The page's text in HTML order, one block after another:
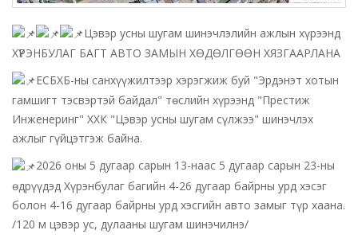
Цэвэр усны шугам шинэчлэлийн ажлын хүрээнд
ХҮРЭНБУЛАГ БАГТ АВТО ЗАМЫН ХӨДӨЛГӨӨН ХЯЗГААРЛАНА
ЕСБХБ-ны санхүүжилтээр хэрэгжиж буй "Эрдэнэт хотын
гамшигт тэсвэртэй байдал" төслийн хүрээнд "Престиж
Инженеринг" ХХК "Цэвэр усны шугам сүлжээ" шинэчлэх
ажлыг гүйцэтгэж байна.
2026 оны 5 дугаар сарын 13-наас 5 дугаар сарын 23-ны
өдрүүдэд Хүрэнбулаг багийн 4-26 дугаар байрны урд хэсэг
болон 4-16 дугаар байрны урд хэсгийн авто замыг түр хаана.
/120 м цэвэр ус, дулааны шугам шинэчилнэ/